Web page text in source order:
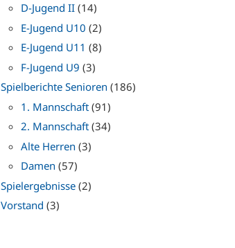
D-Jugend II(14)
E-Jugend U10 (2)
E-Jugend U11 (8)
F-Jugend U9 (3)
Spielberichte Senioren (186)
1. Mannschaft(91)
2. Mannschaft(34)
Alte Herren (3)
Damen (57)
Spielergebnisse(2)
Vorstand (3)